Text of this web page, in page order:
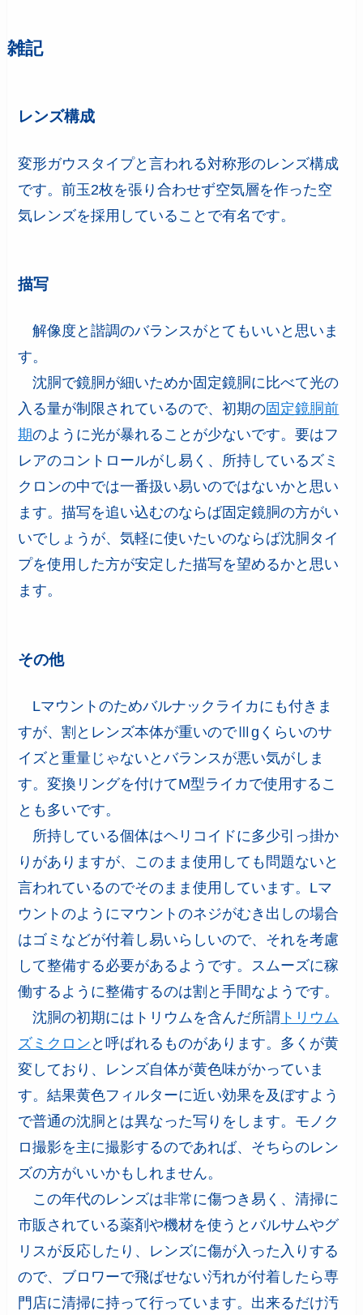
雑記
レンズ構成
変形ガウスタイプと言われる対称形のレンズ構成
です。前玉2枚を張り合わせず空気層を作った空
気レンズを採用していることで有名です。
描写
解像度と諧調のバランスがとてもいいと思いま
す。
沈胴で鏡胴が細いためか固定鏡胴に比べて光の
入る量が制限されているので、初期の固定鏡胴前
期のように光が暴れることが少ないです。要はフ
レアのコントロールがし易く、所持しているズミ
クロンの中では一番扱い易いのではないかと思い
ます。描写を追い込むのならば固定鏡胴の方がい
いでしょうが、気軽に使いたいのならば沈胴タイ
プを使用した方が安定した描写を望めるかと思い
ます。
その他
Lマウントのためバルナックライカにも付きま
すが、割とレンズ本体が重いのでⅢgくらいのサ
イズと重量じゃないとバランスが悪い気がしま
す。変換リングを付けてM型ライカで使用するこ
とも多いです。
所持している個体はヘリコイドに多少引っ掛か
りがありますが、このまま使用しても問題ないと
言われているのでそのまま使用しています。Lマ
ウントのようにマウントのネジがむき出しの場合
はゴミなどが付着し易いらしいので、それを考慮
して整備する必要があるようです。スムーズに稼
働するように整備するのは割と手間なようです。
沈胴の初期にはトリウムを含んだ所謂 トリウム
ズミクロン と呼ばれるものがあります。多くが黄
変しており、レンズ自体が黄色味がかっていま
す。結果黄色フィルターに近い効果を及ぼすよう
で普通の沈胴とは異なった写りをします。モノク
ロ撮影を主に撮影するのであれば、そちらのレン
ズの方がいいかもしれません。
この年代のレンズは非常に傷つき易く、清掃に
市販されている薬剤や機材を使うとバルサムやグ
リスが反応したり、レンズに傷が入った入りする
ので、ブロワーで飛ばせない汚れが付着したら専
門店に清掃に持って行っています。出来るだけ汚